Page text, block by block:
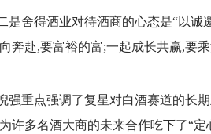
是舍得酒业对待酒商的心态是“以诚
奔赴,要富裕的富;一起成长共赢,要乘
强重点强调了复星对白酒赛道的长
许多名酒大商的未来合作吃下了“定